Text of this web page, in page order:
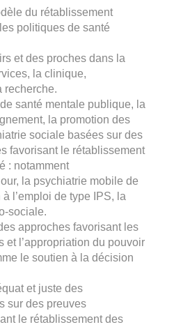
du rétablissement
politiques de santé
et des proches dans la
la clinique,
recherche.
santé mentale publique, la
la promotion des
sociale basées sur des
favorisant le rétablissement
: notamment
la psychiatrie mobile de
l’emploi de type IPS, la
sociale.
approches favorisant les
et l’appropriation du pouvoir
le soutien à la décision
et juste des
sur des preuves
le rétablissement des